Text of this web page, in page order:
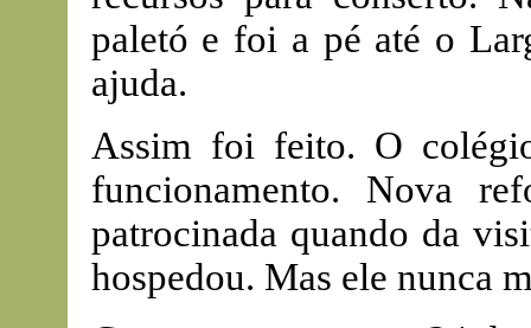
paletó e foi a pé até o
ajuda.
Assim foi feito. O
funcionamento. Nova
patrocinada quando da
hospedou. Mas ele nunca